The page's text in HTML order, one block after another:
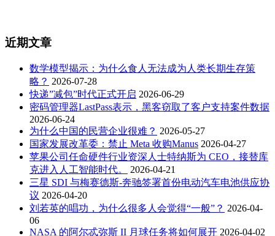
近期文章
数学模型揭示：为什么食人无法成为人类长期生存策
略？ 2026-07-28
快递”减包”时代正式开启 2026-06-29
密码管理器LastPass表示，黑客窃取了客户支持案件数据
2026-06-24
为什么中国的民营企业很难？ 2026-05-27
国家发展改革委：禁止 Meta 收购Manus 2026-04-27
苹果公司任命硬件行业资深人士特纳斯为 CEO，接替库
克进入人工智能时代。
2026-04-21
三星 SDI 与梅赛德斯-奔驰签署首份电动汽车电池供应协
议 2026-04-20
刘若英的唱功，为什么很多人会觉得“一般”？ 2026-04-
06
NASA 的阿尔忒弥斯 II 月球任务将如何展开 2026-04-02